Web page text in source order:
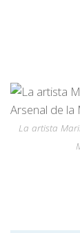
La artista